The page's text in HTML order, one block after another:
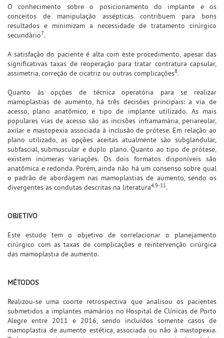
O conhecimento sobre o posicionamento do implante e os
conceitos de manipulação assépticas contribuem para bons
resultados e minimizam a necessidade de tratamento cirúrgico
secundário7.
A satisfação do paciente é alta com este procedimento, apesar das
significativas taxas de reoperação para tratar contratura capsular,
assimetria, correção de cicatriz ou outras complicações8.
Quanto às opções de técnica operatória para se realizar
mamoplastias de aumento, há três decisões principais: a via de
acesso, plano anatômico, e tipo de implante utilizado. As mais
populares vias de acesso são as incisões inframamária, periareolar,
axilar e mastopexia associada à inclusão de prótese. Em relação ao
plano utilizado, as opções aceitas atualmente são subglandular,
subfascial, submuscular e duplo plano. Quanto ao tipo de prótese,
existem inúmeras variações. Os dois formatos disponíveis são
anatômica e redonda. Porém, ainda não há um consenso sobre qual
o padrão de abordagem nas mamoplastias de aumento, sendo os
divergentes as condutas descritas na literatura4,9-11.
OBJETIVO
Este estudo tem o objetivo de correlacionar o planejamento
cirúrgico com as taxas de complicações e reintervenção cirúrgica
das mamoplastia de aumento.
MÉTODOS
Realizou-se uma coorte retrospectiva que analisou os pacientes
submetidos a implantes mamários no Hospital de Clínicas de Porto
Alegre entre 2011 e 2016, sendo incluídos somente casos de
mamoplastia de aumento estética, associada ou não à mastopexia.